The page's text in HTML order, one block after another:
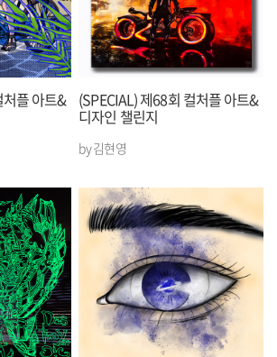
처플 아트& (SPECIAL) 제68회 컬처플 아트&
디자인 챌린지
by 김현영